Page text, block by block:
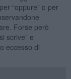
“oppure” o per
Forse però
scrive” e
eccesso di